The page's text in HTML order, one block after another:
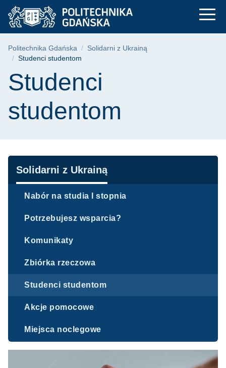
Przejdź
do
menu
Przejdź
do
wyszukiwarki
Przejdź
do
treści
Studenci studentom
Ścieżka nawigacyjna
Politechnika Gdańska
Solidarni z Ukrainą
Studenci studentom
Treść strony
Studenci
studentom
Nawigacja
Solidarni z Ukrainą
Nabór na studia I stopnia
Potrzebujesz wsparcia?
Komunikaty
Zbiórka rzeczowa
Studenci studentom
Akcje pomocowe
Miejsca noclegowe